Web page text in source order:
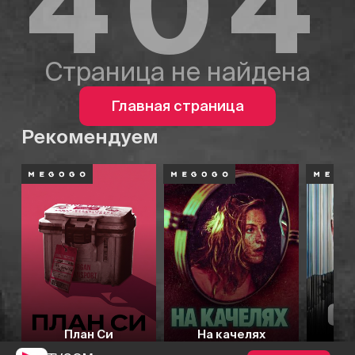
Страница не найдена
Главная страница
Рекомендуем
План Си На качелях